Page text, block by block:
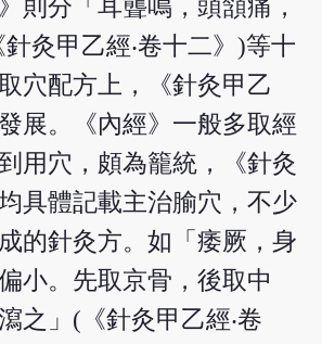
則分「耳聾鳴，頭頷痛，
灸甲乙經‧卷十二》)等十
穴配方上，《針灸甲乙
展。《內經》一般多取經
用穴，頗為籠統，《針灸
具體記載主治腧穴，不少
的針灸方。如「痿厥，身
小。先取京骨，後取中
之」(《針灸甲乙經‧卷